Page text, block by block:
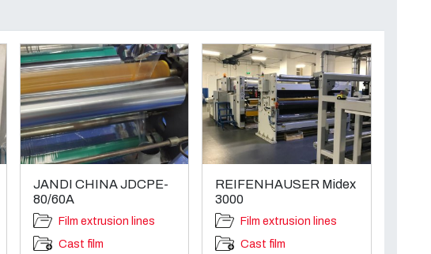
JANDI CHINA JDCPE-
80/60A
Film extrusion lines
Cast film
REIFENHAUSER Midex
3000
Film extrusion lines
Cast film